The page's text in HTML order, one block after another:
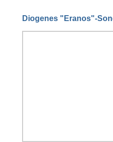
Diogenes "Eranos"-